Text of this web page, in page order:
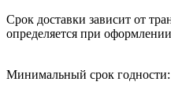
Срок доставки зависит от
определяется при оформлении
Минимальный срок годности: